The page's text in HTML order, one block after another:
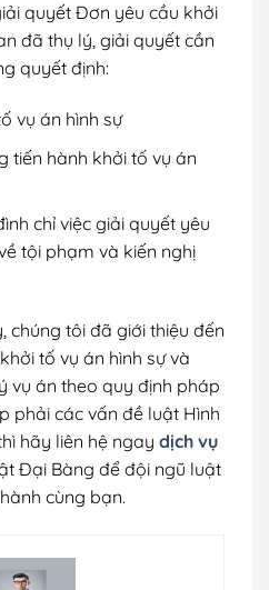
quyết Đơn yêu cầu khởi
đã thụ lý, giải quyết cần
quyết định:
vụ án hình sự
tiến hành khởi tố vụ án
chỉ việc giải quyết yêu
tội phạm và kiến nghị
chúng tôi đã giới thiệu đến
tố vụ án hình sự và
vụ án theo quy định pháp
phải các vấn đề luật Hình
hãy liên hệ ngay dịch vụ
Đại Bàng để đội ngũ luật
cùng bạn.